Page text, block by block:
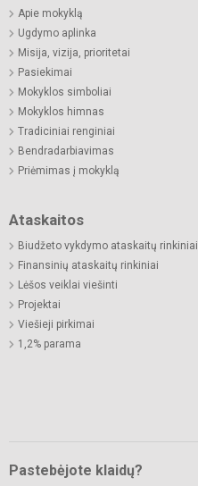
Apie mokyklą
Ugdymo aplinka
Misija, vizija, prioritetai
Pasiekimai
Mokyklos simboliai
Mokyklos himnas
Tradiciniai renginiai
Bendradarbiavimas
Priėmimas į mokyklą
Ataskaitos
Biudžeto vykdymo ataskaitų rinkiniai
Finansinių ataskaitų rinkiniai
Lėšos veiklai viešinti
Projektai
Viešieji pirkimai
1,2% parama
Pastebėjote klaidų?